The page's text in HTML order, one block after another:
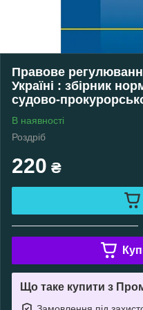
Правове
Україні : збірник
судово-
В наявності
Роздріб
220 ₴
Що таке купити з